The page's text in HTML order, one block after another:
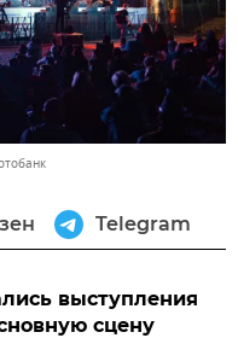
Telegram
выступления
сцену